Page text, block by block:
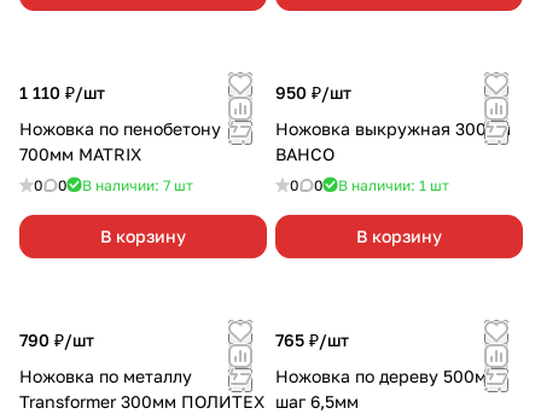
1 110 ₽/шт
Ножовка по пенобетону
700мм MATRIX
0 0 В наличии: 7 шт
В корзину
950 ₽/шт
Ножовка выкружная 300мм
BAHCO
0 0 В наличии: 1 шт
В корзину
790 ₽/шт
Ножовка по металлу
Transformer 300мм ПОЛИТЕХ
765 ₽/шт
Ножовка по дереву 500мм
шаг 6,5мм